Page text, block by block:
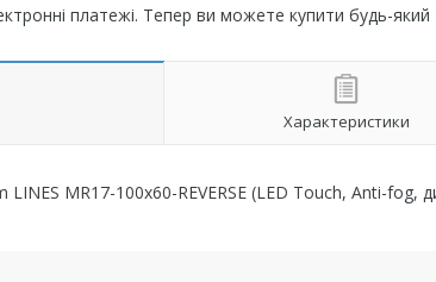
платежі. Тепер ви можете купити будь-
Характеристики
MR17-100x60-REVERSE (LED Touch, Anti-fog,